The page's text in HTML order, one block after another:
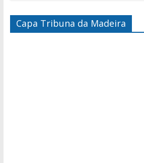
Capa Tribuna da Madeira